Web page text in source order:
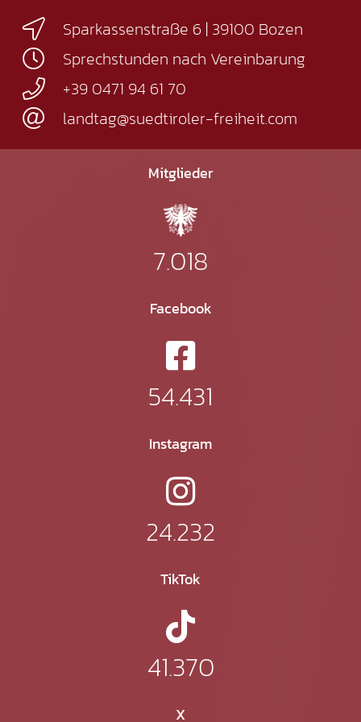
Sparkassenstraße 6 | 39100 Bozen
Sprechstunden nach Vereinbarung
+39 0471 94 61 70
landtag@suedtiroler-freiheit.com
Mitglieder
7.018
Facebook
54.431
Instagram
24.232
TikTok
41.370
X